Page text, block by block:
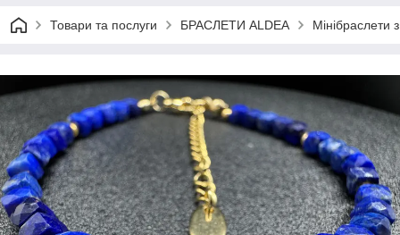
Товари та послуги БРАСЛЕТИ ALDEA Мінібраслети